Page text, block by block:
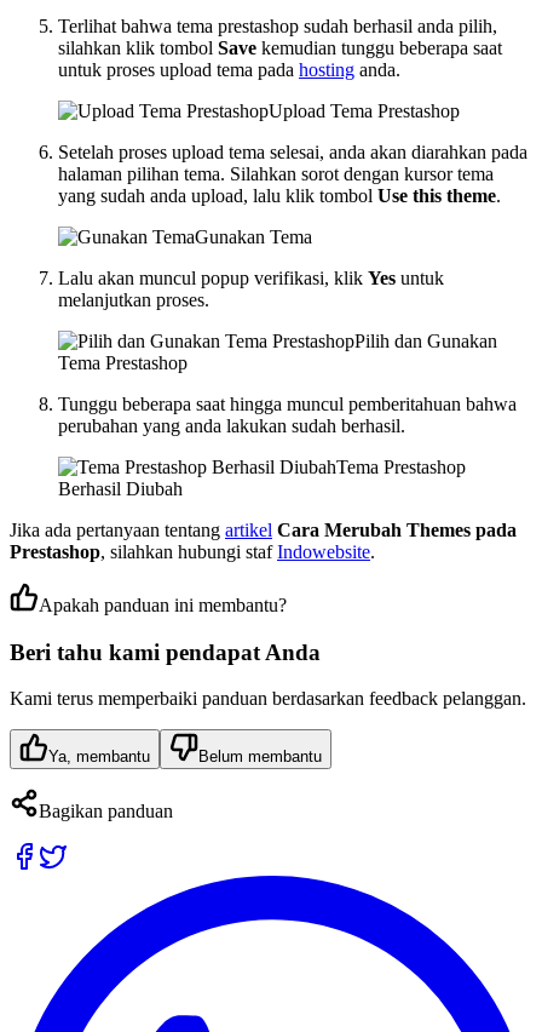
Terlihat bahwa tema prestashop sudah berhasil anda pilih,
silahkan klik tombol Save kemudian tunggu beberapa saat
untuk proses upload tema pada hosting anda.
Upload Tema Prestashop
Setelah proses upload tema selesai, anda akan diarahkan pada
halaman pilihan tema. Silahkan sorot dengan kursor tema
yang sudah anda upload, lalu klik tombol Use this theme.
Gunakan Tema
Lalu akan muncul popup verifikasi, klik Yes untuk
melanjutkan proses.
Pilih dan Gunakan
Tema Prestashop
Tunggu beberapa saat hingga muncul pemberitahuan bahwa
perubahan yang anda lakukan sudah berhasil.
Tema Prestashop
Berhasil Diubah
Jika ada pertanyaan tentang artikel Cara Merubah Themes pada
Prestashop, silahkan hubungi stafIndowebsite.
Apakah panduan ini membantu?
Beri tahu kami pendapat Anda
Kami terus memperbaiki panduan berdasarkan feedback pelanggan.
Ya, membantu Belum membantu
Bagikan panduan